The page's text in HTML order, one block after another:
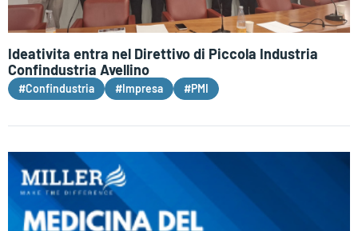
Ideativita entra nel Direttivo di Piccola Industria
Confindustria Avellino
#Confindustria #Impresa #PMI